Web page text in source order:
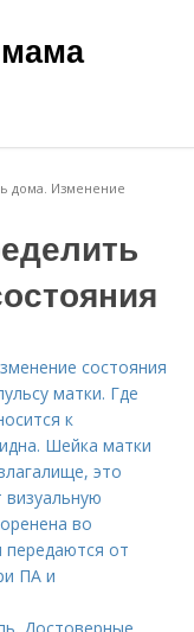
дома. Изменение
состояния
матки. Где
к
Шейка матки
это
во
от
ПА и